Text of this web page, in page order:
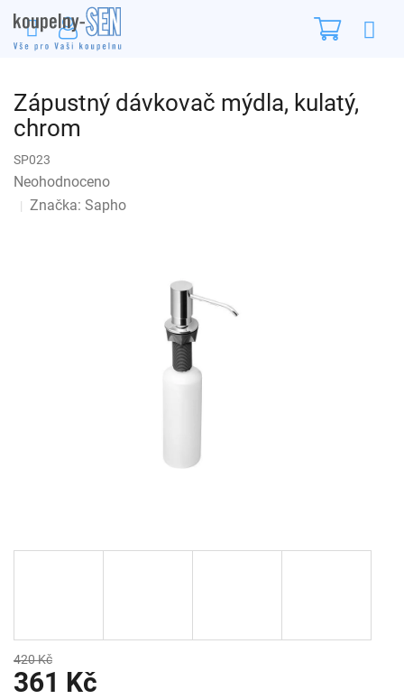
na
obsah
Zápustný dávkovač mýdla, kulatý,
chrom
SP023
Průměrné
hodnocení
Neohodnoceno
Značka: Sapho
420 Kč
361 Kč